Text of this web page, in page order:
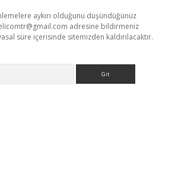
aykırı olduğunu düşündüğünüz
adresine bildirmeniz
süre içerisinde sitemizden kaldırılacaktır.